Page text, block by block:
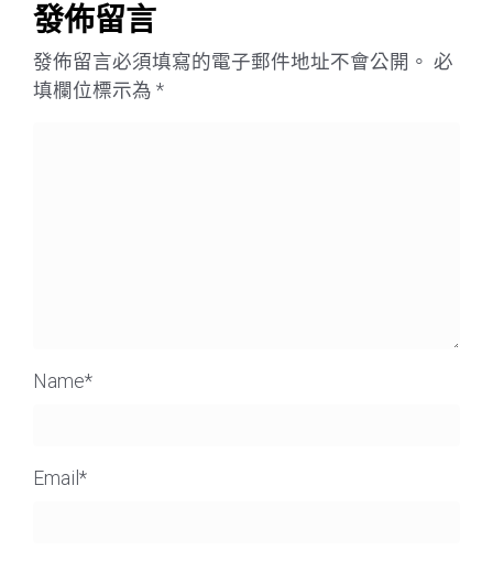
發佈留言
發佈留言必須填寫的電子郵件地址不會公開。 必
填欄位標示為 *
Name*
Email *